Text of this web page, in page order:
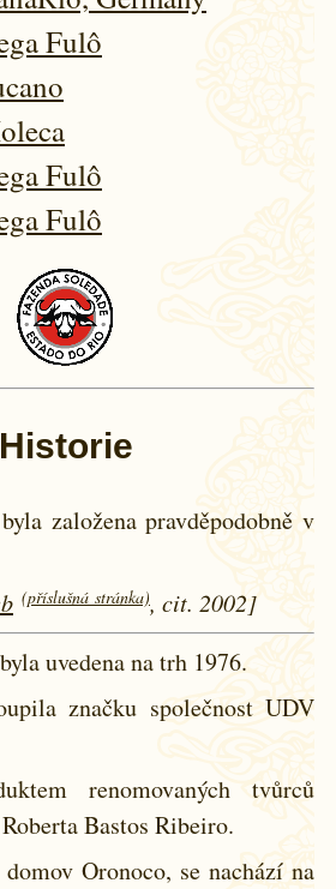
Fulô
Fulô
Fulô
Historie
založena pravděpodobně v
(příslušná stránka), cit. 2002]
uvedena na trh 1976.
značku společnost UDV
renomovaných tvůrců
Bastos Ribeiro.
domov Oronoco, se nachází na